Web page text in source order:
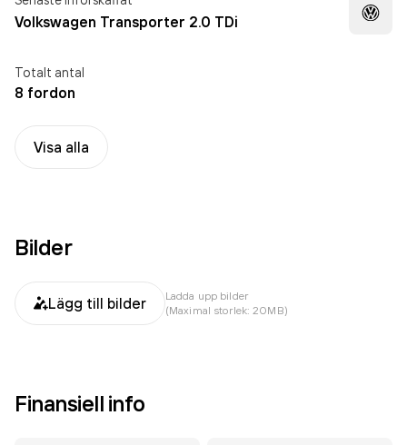
Volkswagen Transporter 2.0 TDi
Totalt antal
8 fordon
Visa alla
Bilder
Lägg till bilder
Ladda upp bilder
(Maximal storlek: 20MB)
Finansiell info